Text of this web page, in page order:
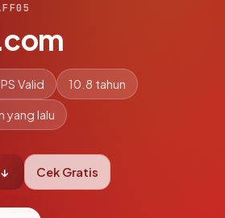
Valid 10.8 tahun
yang lalu
Cek Gratis